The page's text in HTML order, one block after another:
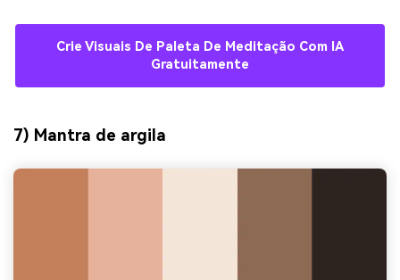
Crie Visuais De Paleta De Meditação Com IA
Gratuitamente
7) Mantra de argila